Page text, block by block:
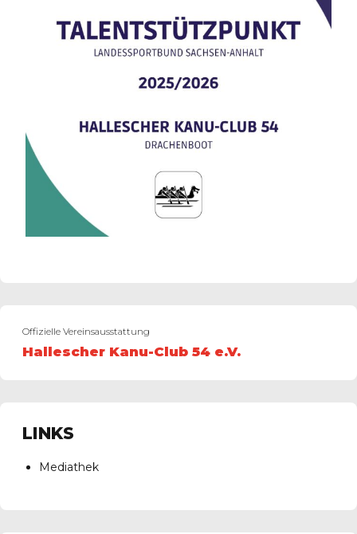
Offizielle Vereinsausstattung
Hallescher Kanu-Club 54 e.V.
LINKS
Mediathek